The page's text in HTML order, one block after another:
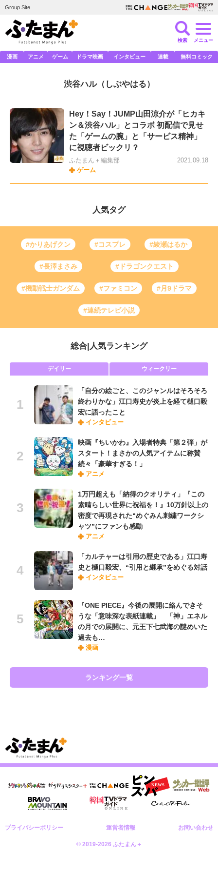
Group Site
検索 メニュー
漫画 アニメ ゲーム ドラマ映画 インタビュー 連載 無料コミック
渋谷ハル（しぶやはる）
Hey！Say！JUMP山田涼介が「ヒカキ
ン＆渋谷ハル」とコラボ 初配信で見せ
た「ゲームの腕」と「サービス精神」
に視聴者ビックリ？
ふたまん＋編集部
ゲーム
2021.09.18
人気タグ
#かりあげクン #コスプレ #綾瀬はるか
#長澤まさみ #ドラゴンクエスト
#機動戦士ガンダム #ファミコン #月9ドラマ
#連続テレビ小説
総合 人気ランキング
デイリー ウィークリー
「自分の絵ごと、このジャンルはそろそろ
終わりかな」江口寿史が炎上を経て樋口毅
宏に語ったこと
インタビュー
映画『ちいかわ』入場者特典「第２弾」が
スタート！まさかの人気アイテムに称賛
続々「豪華すぎる！」
アニメ
1万円超えも「納得のクオリティ」『この
素晴らしい世界に祝福を！』10万針以上の
密度で再現された“めぐみん刺繍ワークシ
ャツ”にファンも感動
アニメ
「カルチャーは引用の歴史である」江口寿
史と樋口毅宏、“引用と継承”をめぐる対話
インタビュー
『ONE PIECE』今後の展開に絡んできそ
うな「意味深な表紙連載」 「神」エネル
の月での展開に、元王下七武海の謎めいた
過去も…
漫画
ランキング一覧
プライバシーポリシー 運営者情報 お問い合わせ
© 2019-2026 ふたまん＋